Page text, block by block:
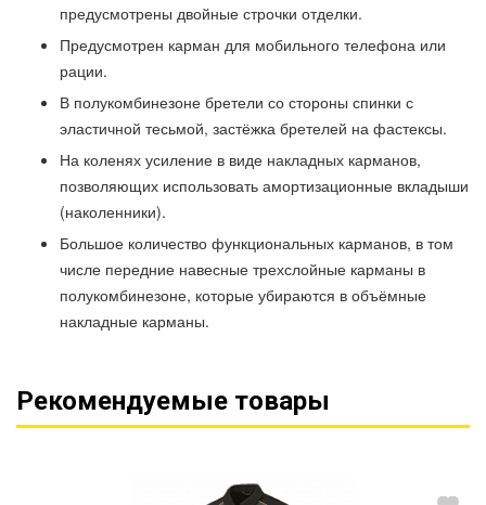
предусмотрены двойные строчки отделки.
Предусмотрен карман для мобильного телефона или
рации.
В полукомбинезоне бретели со стороны спинки с
эластичной тесьмой, застёжка бретелей на фастексы.
На коленях усиление в виде накладных карманов,
позволяющих использовать амортизационные вкладыши
(наколенники).
Большое количество функциональных карманов, в том
числе передние навесные трехслойные карманы в
полукомбинезоне, которые убираются в объёмные
накладные карманы.
Рекомендуемые товары